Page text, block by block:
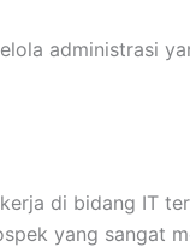
administrasi
di bidang IT
yang sangat